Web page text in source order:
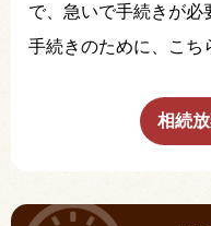
で、急いで手続きが必
手続きのために、こち
相続